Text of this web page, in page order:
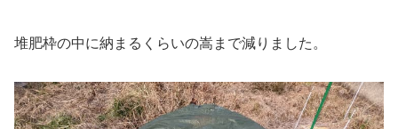
堆肥枠の中に納まるくらいの嵩まで減りました。